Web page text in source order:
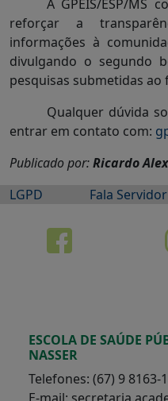
A GPEIS/ESP/MS
reforçar a
informações à
divulgando o segundo
pesquisas submetidas ao
Qualquer dúvida
entrar em contato com:
Publicado por:Ricardo
LGPD
Fala Servidor
ESCOLA DE SAÚDE
NASSER
Telefones: (67) 9
E-mail: